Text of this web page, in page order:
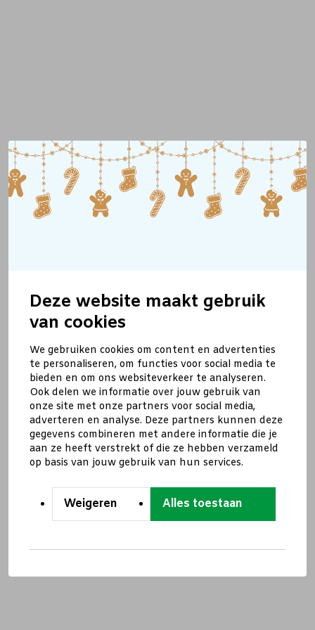
Deze website maakt gebruik
van cookies
We gebruiken cookies om content en advertenties
te personaliseren, om functies voor social media te
bieden en om ons websiteverkeer te analyseren.
Ook delen we informatie over jouw gebruik van
onze site met onze partners voor social media,
adverteren en analyse. Deze partners kunnen deze
gegevens combineren met andere informatie die je
aan ze heeft verstrekt of die ze hebben verzameld
op basis van jouw gebruik van hun services.
Weigeren Alles toestaan